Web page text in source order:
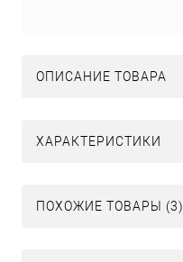
ОПИСАНИЕ ТОВАРА
ХАРАКТЕРИСТИКИ
ПОХОЖИЕ ТОВАРЫ (3)